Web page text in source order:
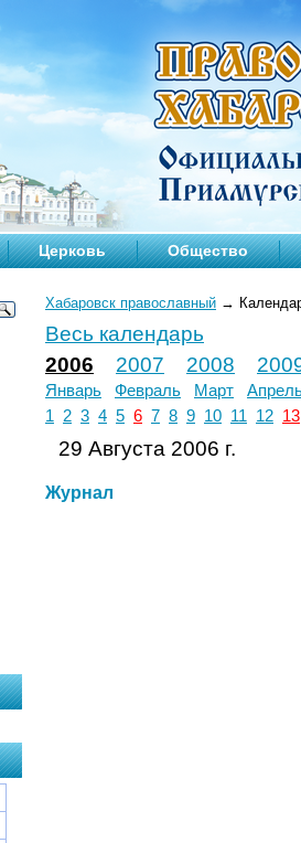
Церковь Общество
Хабаровск православный →
Весь календарь
2006
2007 2008
Январь Февраль Март
1
2 3 4 5 6 7 8 9 10 11 12 13
29 Августа 2006 г.
Журнал